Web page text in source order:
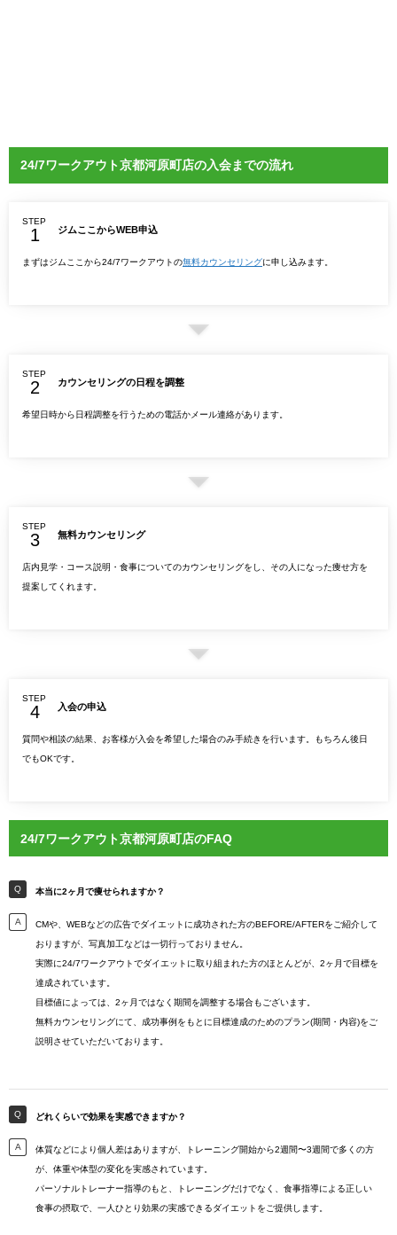
24/7ワークアウト京都河原町店の入会までの流れ
STEP
ジムここからWEB申込
まずはジムここから24/7ワークアウトの無料カウンセリングに申し込みます。
STEP
カウンセリングの日程を調整
希望日時から日程調整を行うための電話かメール連絡があります。
STEP
無料カウンセリング
店内見学・コース説明・食事についてのカウンセリングをし、その人になった痩せ方を
提案してくれます。
STEP
入会の申込
質問や相談の結果、お客様が入会を希望した場合のみ手続きを行います。もちろん後日
でもOKです。
24/7ワークアウト京都河原町店のFAQ
本当に2ヶ月で痩せられますか？
CMや、WEBなどの広告でダイエットに成功された方のBEFORE/AFTERをご紹介して
おりますが、写真加工などは一切行っておりません。
実際に24/7ワークアウトでダイエットに取り組まれた方のほとんどが、2ヶ月で目標を
達成されています。
目標値によっては、2ヶ月ではなく期間を調整する場合もございます。
無料カウンセリングにて、成功事例をもとに目標達成のためのプラン(期間・内容)をご
説明させていただいております。
どれくらいで効果を実感できますか？
体質などにより個人差はありますが、トレーニング開始から2週間〜3週間で多くの方
が、体重や体型の変化を実感されています。
パーソナルトレーナー指導のもと、トレーニングだけでなく、食事指導による正しい
食事の摂取で、一人ひとり効果の実感できるダイエットをご提供します。